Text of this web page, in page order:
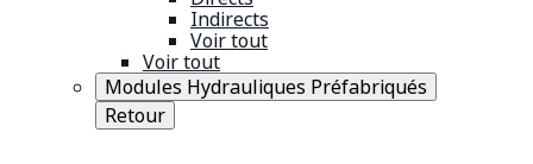
Indirects
Voir tout
Voir tout
Modules Hydrauliques Préfabriqués
Retour